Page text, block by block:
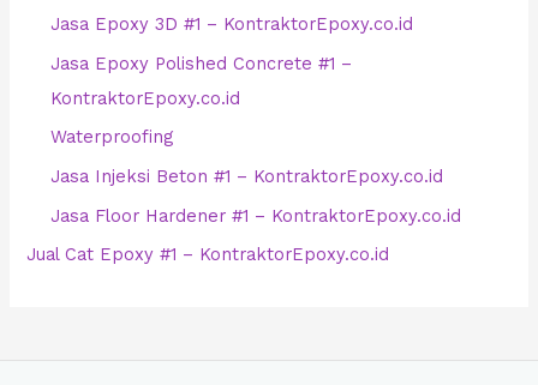
Jasa Epoxy 3D #1 – KontraktorEpoxy.co.id
Jasa Epoxy Polished Concrete #1 –
KontraktorEpoxy.co.id
Waterproofing
Jasa Injeksi Beton #1 – KontraktorEpoxy.co.id
Jasa Floor Hardener #1 – KontraktorEpoxy.co.id
Jual Cat Epoxy #1 – KontraktorEpoxy.co.id